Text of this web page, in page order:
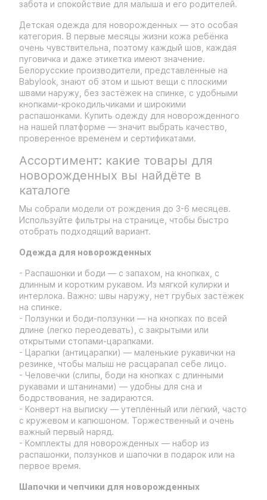
забота и спокойствие для малыша и его родителей.
Детская одежда для новорожденных — это особая
категория. В первые месяцы жизни кожа ребёнка
очень чувствительна, поэтому каждый шов, каждая
пуговичка и даже этикетка имеют значение.
Белорусские производители, представленные на
Babylook, знают об этом и шьют вещи с плоскими
швами наружу, без застёжек на спинке, с удобными
кнопками-крокодильчиками и широкими
распашонками. Купить одежду для новорожденного
на нашей платформе — значит выбрать качество,
проверенное временем и сертификатами.
Ассортимент: какие товары для
новорожденных вы найдёте в
каталоге
Мы собрали модели от рождения до 3-6 месяцев.
Используйте фильтры на странице, чтобы быстро
отобрать подходящий вариант.
Одежда для новорожденных
- Распашонки и боди — с запахом, на кнопках, с
длинным и коротким рукавом. Из мягкой кулирки и
интерлока. Важно: швы наружу, нет грубых застёжек
на спинке.
- Ползунки и боди-ползунки — на кнопках по всей
длине (легко переодевать), с закрытыми или
открытыми стопами-царапками.
- Царапки (антицарапки) — маленькие рукавички на
резинке, чтобы малыш не расцарапал себе лицо.
- Человечки (слипы, боди на кнопках с длинными
рукавами и штанинами) — удобны для сна и
бодрствования, не задираются.
- Конверт на выписку — утеплённый или лёгкий, часто
с кружевом и капюшоном. Торжественный и очень
важный первый наряд.
- Комплекты для новорожденных — набор из
распашонки, ползунков и шапочки в подарок или на
первое время.
Шапочки и чепчики для новорожденных